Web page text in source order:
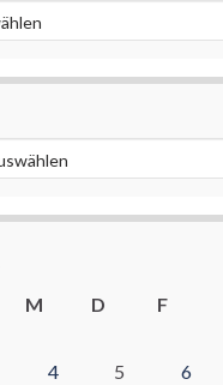
M D F
4 5 6